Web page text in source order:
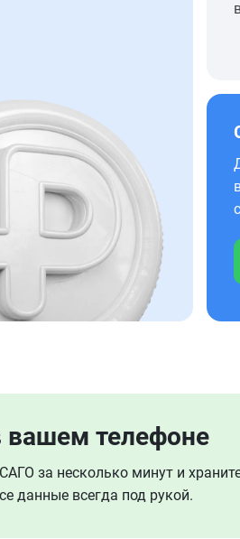
телефоне
за несколько минут и
данные всегда под рукой.